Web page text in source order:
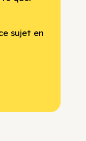
sujet en